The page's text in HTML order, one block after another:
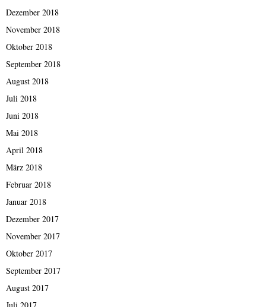
Dezember 2018
November 2018
Oktober 2018
September 2018
August 2018
Juli 2018
Juni 2018
Mai 2018
April 2018
März 2018
Februar 2018
Januar 2018
Dezember 2017
November 2017
Oktober 2017
September 2017
August 2017
Juli 2017